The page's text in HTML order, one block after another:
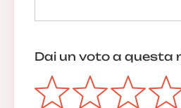
Dai un voto a questa